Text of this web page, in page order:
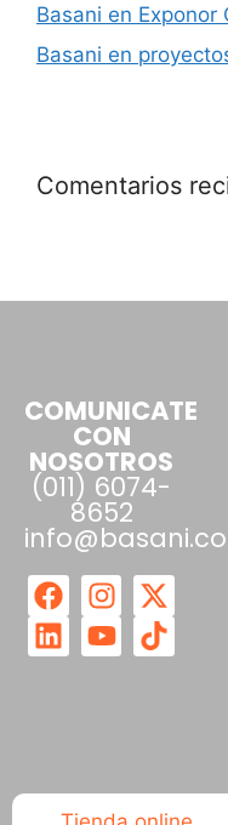
Basani en Exponor
Basani en
Comentarios
COMUNICATE
CON
NOSOTROS
(011) 6074-
8652